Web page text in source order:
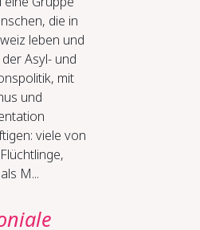
die in
leben und
Asyl- und
mit
und
viele von
M...